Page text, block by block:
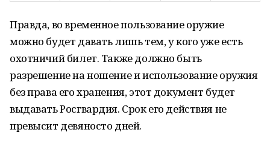
Правда, во временное пользование оружие
можно будет давать лишь тем, у кого уже есть
охотничий билет. Также должно быть
разрешение на ношение и использование оружия
без права его хранения, этот документ будет
выдавать Росгвардия. Срок его действия не
превысит девяносто дней.